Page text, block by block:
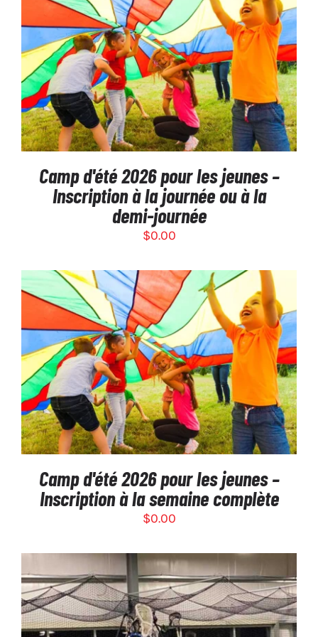
PRODUIT
SÉLECTIONNEZ LES OPTIONS
/
DÉTAILS
Camp d'été 2026 pour les jeunes –
Inscription à la journée ou à la
demi-journée
$0.00
SÉLECTIONNEZ LES OPTIONS
/
DÉTAILS
Camp d'été 2026 pour les jeunes –
Inscription à la semaine complète
$0.00